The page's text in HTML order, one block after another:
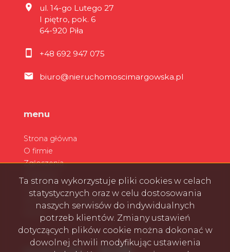
ul. 14-go Lutego 27
I piętro, pok. 6
64-920 Piła
+48 692 947 075
biuro@nieruchomoscimargowska.pl
menu
Strona główna
O firmie
Zgłoszenia
Zarządzanie wynajmem
Ta strona wykorzystuje pliki cookies w celach
statystycznych oraz w celu dostosowania
naszych serwisów do indywidualnych
potrzeb klientów. Zmiany ustawień
dotyczących plików cookie można dokonać w
dowolnej chwili modyfikując ustawienia